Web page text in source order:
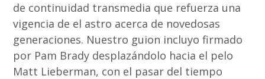
de continuidad transmedia que refuerza una
vigencia de el astro acerca de novedosas
generaciones. Nuestro guion incluyo firmado
por Pam Brady desplazándolo hacia el pelo
Matt Lieberman, con el pasar del tiempo